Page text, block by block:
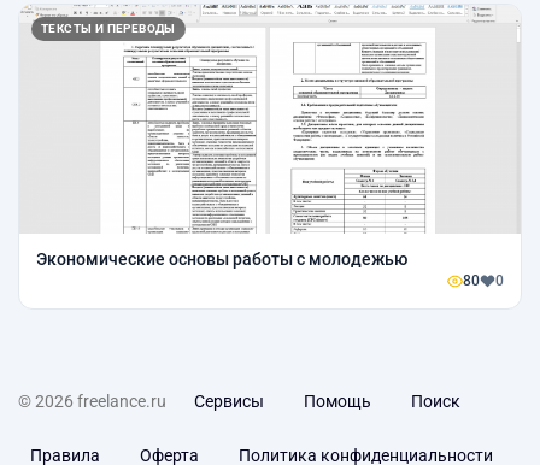
ТЕКСТЫ И ПЕРЕВОДЫ
Экономические основы работы с молодежью
80 0
© 2026 freelance.ru Сервисы Помощь Поиск
Правила Оферта Политика конфиденциальности